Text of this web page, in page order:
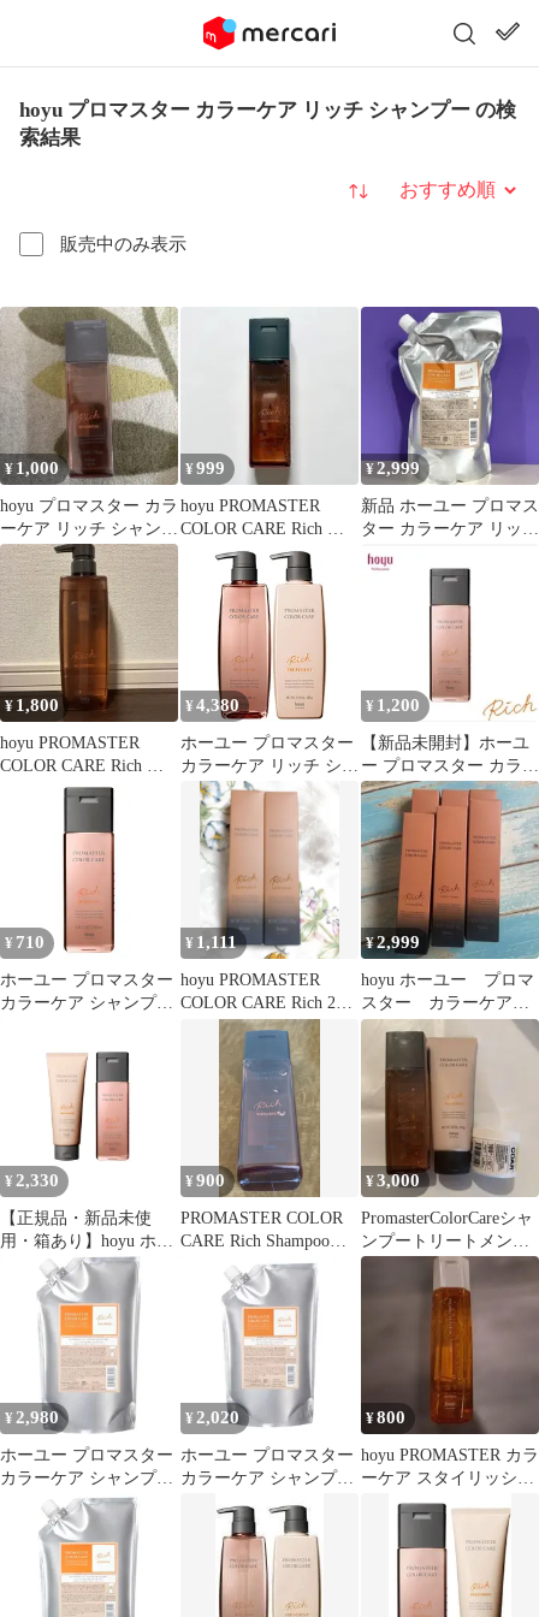
hoyu プロマスター カラーケア リッチ シャンプー の検
索結果
販売中のみ表示
並び替え
¥ 1,000
hoyu プロマスター カラ
ーケア リッチ シャンプ
ー 250ml
¥999
hoyu PROMASTER
COLOR CARE Rich シ
ャンプー
¥2,999
新品 ホーユー プロマス
ター カラーケア リッチ
シャンプー 詰替 1000
¥ 1,800
hoyu PROMASTER
COLOR CARE Rich シ
ャンプー
¥ 4,380
ホーユー プロマスター
カラーケア リッチ シャ
ンプー 600mL + トリー
トメント 600g セット
ヒアルロン酸 パサつき
乾燥 保湿 美容室 サロ
ン専売品
¥ 1,200
【新品未開封】ホーユ
ー プロマスター カラー
ケア リッチ シャンプー
250ml
¥ 710
ホーユー プロマスター
カラーケア シャンプー
最安値に挑戦】
¥ 1,111
hoyu PROMASTER
COLOR CARE Rich 2本
セット
¥2,999
hoyu ホーユー プロマ
スター カラーケア
リッチ ラスティング
アフター
¥ 2,330
【正規品・新品未使
用・箱あり】hoyu ホー
ユー カラーケア プロ
マスターリッチシャン
プー250ml+トリートメ
ント200g セット
¥900
PROMASTER COLOR
CARE Rich Shampoo
¥3,000
PromasterColorCareシャ
ンプートリートメント
コアライトハード
¥ 2,980
ホーユー プロマスター
カラーケア シャンプー
リッチ 1000ml レフィ
¥ 2,020
ホーユー プロマスター
カラーケア シャンプー
【全商品最安値に挑
¥800
hoyu PROMASTER カラ
ーケア スタイリッシュ
シャンプー